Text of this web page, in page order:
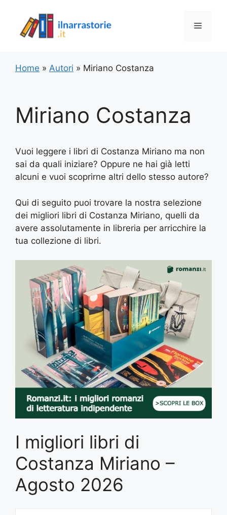
contenuto
Menu
Home » Autori » Miriano Costanza
Miriano Costanza
Vuoi leggere i libri di Costanza Miriano ma non
sai da quali iniziare? Oppure ne hai già letti
alcuni e vuoi scoprirne altri dello stesso autore?
Qui di seguito puoi trovare la nostra selezione
dei migliori libri di Costanza Miriano, quelli da
avere assolutamente in libreria per arricchire la
tua collezione di libri.
I migliori libri di
Costanza Miriano –
Agosto 2026